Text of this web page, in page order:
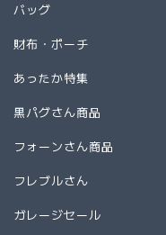
バッグ
財布・ポーチ
あったか特集
黒パグさん商品
フォーンさん商品
フレブルさん
ガレージセール